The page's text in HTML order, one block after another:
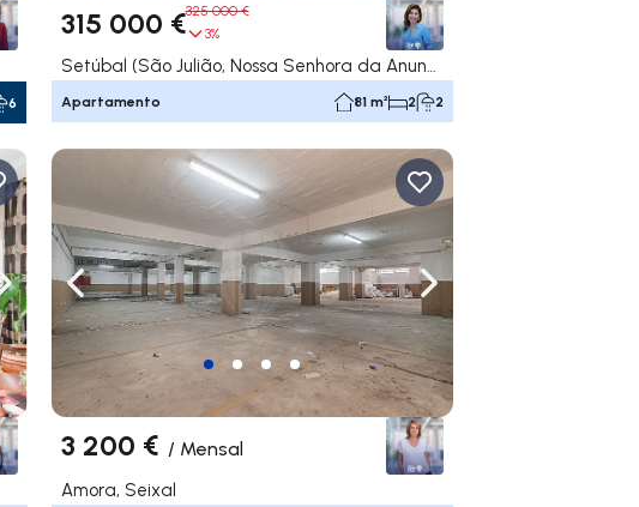
6
315 000 €325 000 €
3%
Setúbal (São Julião, Nossa Senhora da Anunciada e Santa Maria da Graça), Setúbal
Apartamento 81 m² 2 2
Navegação para a direita
Navegação para a esquerda Navegação para a direita
3 200 € / Mensal
Amora, Seixal